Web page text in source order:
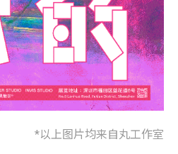
*以上图片均来自丸工作室